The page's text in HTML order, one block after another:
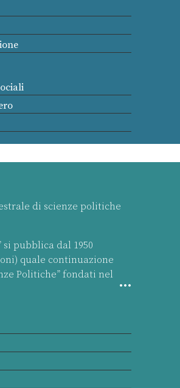
di scienze politiche
si pubblica dal 1950
quale continuazione
Politiche” fondati nel